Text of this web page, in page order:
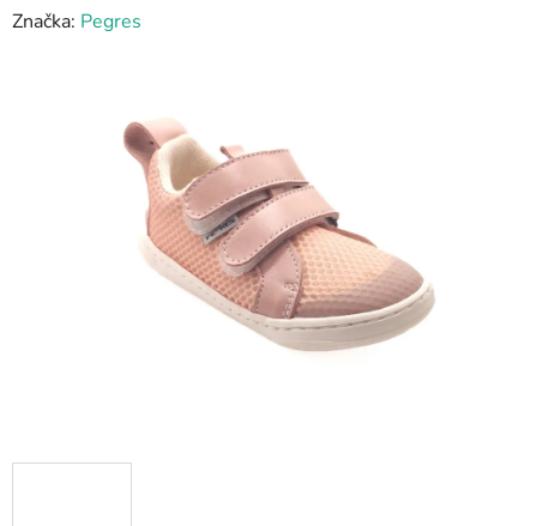
Značka: Pegres